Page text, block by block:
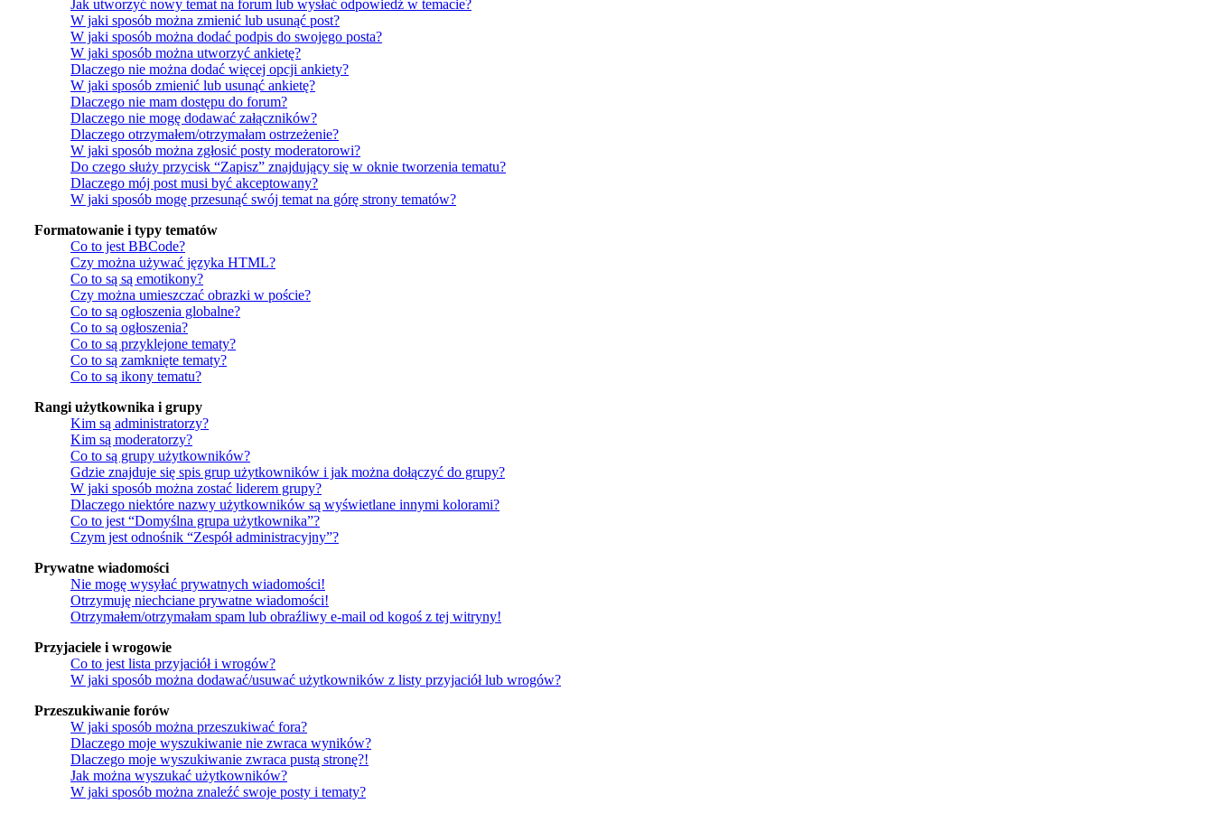
Jak utworzyć nowy temat na forum lub wysłać odpowiedź w temacie?
W jaki sposób można zmienić lub usunąć post?
W jaki sposób można dodać podpis do swojego posta?
W jaki sposób można utworzyć ankietę?
Dlaczego nie można dodać więcej opcji ankiety?
W jaki sposób zmienić lub usunąć ankietę?
Dlaczego nie mam dostępu do forum?
Dlaczego nie mogę dodawać załączników?
Dlaczego otrzymałem/otrzymałam ostrzeżenie?
W jaki sposób można zgłosić posty moderatorowi?
Do czego służy przycisk “Zapisz” znajdujący się w oknie tworzenia tematu?
Dlaczego mój post musi być akceptowany?
W jaki sposób mogę przesunąć swój temat na górę strony tematów?
Formatowanie i typy tematów
Co to jest BBCode?
Czy można używać języka HTML?
Co to są są emotikony?
Czy można umieszczać obrazki w poście?
Co to są ogłoszenia globalne?
Co to są ogłoszenia?
Co to są przyklejone tematy?
Co to są zamknięte tematy?
Co to są ikony tematu?
Rangi użytkownika i grupy
Kim są administratorzy?
Kim są moderatorzy?
Co to są grupy użytkowników?
Gdzie znajduje się spis grup użytkowników i jak można dołączyć do grupy?
W jaki sposób można zostać liderem grupy?
Dlaczego niektóre nazwy użytkowników są wyświetlane innymi kolorami?
Co to jest “Domyślna grupa użytkownika”?
Czym jest odnośnik “Zespół administracyjny”?
Prywatne wiadomości
Nie mogę wysyłać prywatnych wiadomości!
Otrzymuję niechciane prywatne wiadomości!
Otrzymałem/otrzymałam spam lub obraźliwy e-mail od kogoś z tej witryny!
Przyjaciele i wrogowie
Co to jest lista przyjaciół i wrogów?
W jaki sposób można dodawać/usuwać użytkowników z listy przyjaciół lub wrogów?
Przeszukiwanie forów
W jaki sposób można przeszukiwać fora?
Dlaczego moje wyszukiwanie nie zwraca wyników?
Dlaczego moje wyszukiwanie zwraca pustą stronę?!
Jak można wyszukać użytkowników?
W jaki sposób można znaleźć swoje posty i tematy?